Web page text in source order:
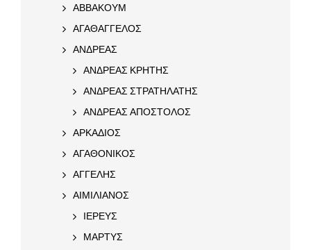
ΑΒΒΑΚΟΥΜ
ΑΓΑΘΑΓΓΕΛΟΣ
ΑΝΔΡΕΑΣ
ΑΝΔΡΕΑΣ ΚΡΗΤΗΣ
ΑΝΔΡΕΑΣ ΣΤΡΑΤΗΛΑΤΗΣ
ΑΝΔΡΕΑΣ ΑΠΟΣΤΟΛΟΣ
ΑΡΚΑΔΙΟΣ
ΑΓΑΘΟΝΙΚΟΣ
ΑΓΓΕΛΗΣ
ΑΙΜΙΛΙΑΝΟΣ
ΙΕΡΕΥΣ
ΜΑΡΤΥΣ